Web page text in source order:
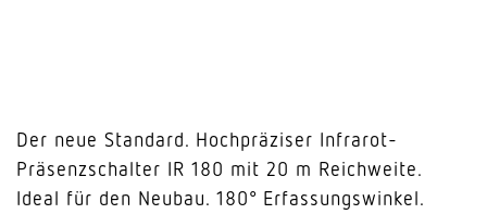
Der neue Standard. Hochpräziser Infrarot-
Präsenzschalter IR 180 mit 20 m Reichweite.
Ideal für den Neubau. 180° Erfassungswinkel.